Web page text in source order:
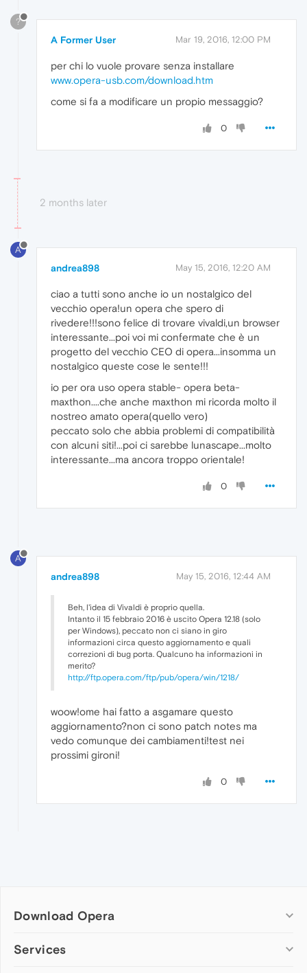
?
A Former User Mar 19, 2016, 12:00 PM
per chi lo vuole provare senza installare
www.opera-usb.com/download.htm
come si fa a modificare un propio messaggio?
0
2 months later
A
andrea898 May 15, 2016, 12:20 AM
ciao a tutti sono anche io un nostalgico del
vecchio opera!un opera che spero di
rivedere!!!sono felice di trovare vivaldi,un browser
interessante...poi voi mi confermate che è un
progetto del vecchio CEO di opera...insomma un
nostalgico queste cose le sente!!!
io per ora uso opera stable- opera beta-
maxthon....che anche maxthon mi ricorda molto il
nostreo amato opera(quello vero)
peccato solo che abbia problemi di compatibilità
con alcuni siti!...poi ci sarebbe lunascape...molto
interessante...ma ancora troppo orientale!
0
A
andrea898 May 15, 2016, 12:44 AM
Beh, l'idea di Vivaldi è proprio quella.
Intanto il 15 febbraio 2016 è uscito Opera 12.18 (solo
per Windows), peccato non ci siano in giro
informazioni circa questo aggiornamento e quali
correzioni di bug porta. Qualcuno ha informazioni in
merito?
http://ftp.opera.com/ftp/pub/opera/win/1218/
woow!ome hai fatto a asgamare questo
aggiornamento?non ci sono patch notes ma
vedo comunque dei cambiamenti!test nei
prossimi gironi!
0
Download Opera
Computer browsers
Services